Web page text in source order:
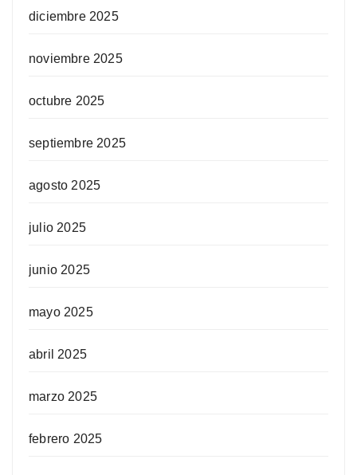
diciembre 2025
noviembre 2025
octubre 2025
septiembre 2025
agosto 2025
julio 2025
junio 2025
mayo 2025
abril 2025
marzo 2025
febrero 2025